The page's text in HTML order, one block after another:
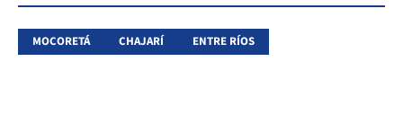
MOCORETÁ CHAJARÍ ENTRE RÍOS